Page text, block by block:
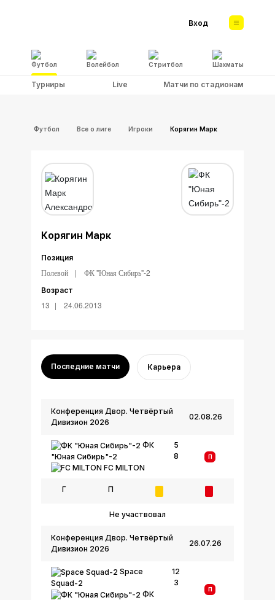
Футбол Волейбол Стритбол Шахматы
Вход
Турниры Live Матчи по стадионам
Футбол Все о лиге Игроки Корягин Марк
Корягин Марк
Позиция
Полевой ФК "Юная Сибирь"-2
Возраст
13 24.06.2013
Последние матчи Карьера
02.08.26
Конференция Двор. Четвёртый
Дивизион 2026
ФК
"Юная Сибирь"-2
FC MILTON
5
8
П
Г П
Не участвовал
26.07.26
Конференция Двор. Четвёртый
Дивизион 2026
Space
Squad-2
ФК
12
3
П